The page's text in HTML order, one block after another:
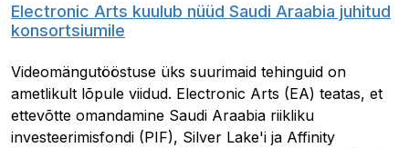
Electronic Arts kuulub nüüd Saudi Araabia juhitud
konsortsiumile
Videomängutööstuse üks suurimaid tehinguid on
ametlikult lõpule viidud. Electronic Arts (EA) teatas, et
ettevõtte omandamine Saudi Araabia riikliku
investeerimisfondi (PIF), Silver Lake'i ja Affinity